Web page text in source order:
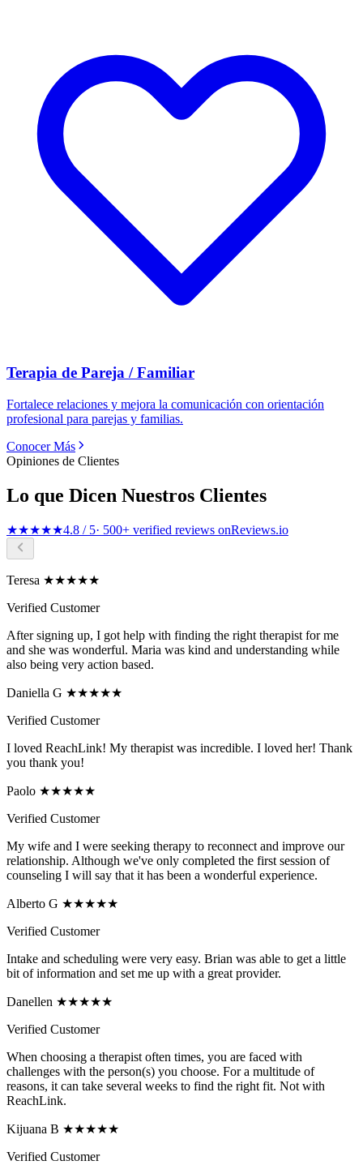
Terapia de Pareja / Familiar
Fortalece relaciones y mejora la comunicación con orientación
profesional para parejas y familias.
Conocer Más
Opiniones de Clientes
Lo que Dicen Nuestros Clientes
★★★★★4.8 / 5· 500+ verified reviews onReviews.io
Teresa ★★★★★
Verified Customer
After signing up, I got help with finding the right therapist for me
and she was wonderful. Maria was kind and understanding while
also being very action based.
Daniella G ★★★★★
Verified Customer
I loved ReachLink! My therapist was incredible. I loved her! Thank
you thank you!
Paolo ★★★★★
Verified Customer
My wife and I were seeking therapy to reconnect and improve our
relationship. Although we've only completed the first session of
counseling I will say that it has been a wonderful experience.
Alberto G ★★★★★
Verified Customer
Intake and scheduling were very easy. Brian was able to get a little
bit of information and set me up with a great provider.
Danellen ★★★★★
Verified Customer
When choosing a therapist often times, you are faced with
challenges with the person(s) you choose. For a multitude of
reasons, it can take several weeks to find the right fit. Not with
ReachLink.
Kijuana B ★★★★★
Verified Customer